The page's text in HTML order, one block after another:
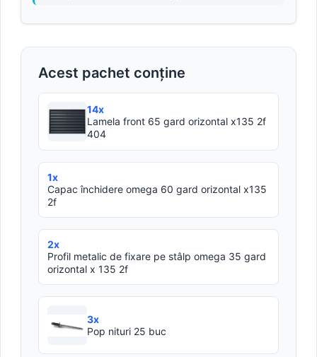
Acest pachet conține
14x
Lamela front 65 gard orizontal x135 2f
404
1x
Capac închidere omega 60 gard orizontal x135
2f
2x
Profil metalic de fixare pe stâlp omega 35 gard
orizontal x 135 2f
3x
Pop nituri 25 buc